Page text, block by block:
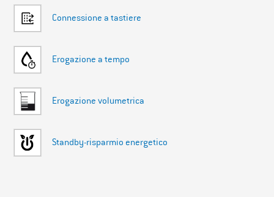
Connessione a tastiere
Erogazione a tempo
Erogazione volumetrica
Standby-risparmio energetico